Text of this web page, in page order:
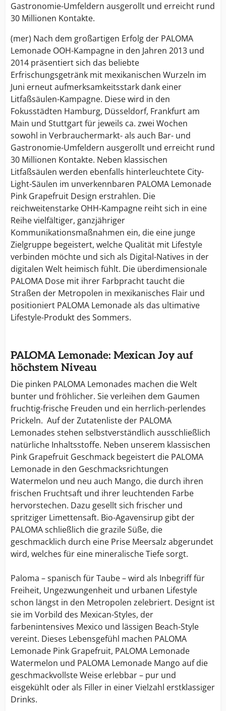
Gastronomie-Umfeldern ausgerollt und erreicht rund
30 Millionen Kontakte.
(mer) Nach dem großartigen Erfolg der PALOMA
Lemonade OOH-Kampagne in den Jahren 2013 und
2014 präsentiert sich das beliebte
Erfrischungsgetränk mit mexikanischen Wurzeln im
Juni erneut aufmerksamkeitsstark dank einer
Litfaßsäulen-Kampagne. Diese wird in den
Fokusstädten Hamburg, Düsseldorf, Frankfurt am
Main und Stuttgart für jeweils ca. zwei Wochen
sowohl in Verbrauchermarkt- als auch Bar- und
Gastronomie-Umfeldern ausgerollt und erreicht rund
30 Millionen Kontakte. Neben klassischen
Litfaßsäulen werden ebenfalls hinterleuchtete City-
Light-Säulen im unverkennbaren PALOMA Lemonade
Pink Grapefruit Design erstrahlen. Die
reichweitenstarke OHH-Kampagne reiht sich in eine
Reihe vielfältiger, ganzjähriger
Kommunikationsmaßnahmen ein, die eine junge
Zielgruppe begeistert, welche Qualität mit Lifestyle
verbinden möchte und sich als Digital-Natives in der
digitalen Welt heimisch fühlt. Die überdimensionale
PALOMA Dose mit ihrer Farbpracht taucht die
Straßen der Metropolen in mexikanisches Flair und
positioniert PALOMA Lemonade als das ultimative
Lifestyle-Produkt des Sommers.
PALOMA Lemonade: Mexican Joy auf
höchstem Niveau
Die pinken PALOMA Lemonades machen die Welt
bunter und fröhlicher. Sie verleihen dem Gaumen
fruchtig-frische Freuden und ein herrlich-perlendes
Prickeln. Auf der Zutatenliste der PALOMA
Lemonades stehen selbstverständlich ausschließlich
natürliche Inhaltsstoffe. Neben unserem klassischen
Pink Grapefruit Geschmack begeistert die PALOMA
Lemonade in den Geschmacksrichtungen
Watermelon und neu auch Mango, die durch ihren
frischen Fruchtsaft und ihrer leuchtenden Farbe
hervorstechen. Dazu gesellt sich frischer und
spritziger Limettensaft. Bio-Agavensirup gibt der
PALOMA schließlich die grazile Süße, die
geschmacklich durch eine Prise Meersalz abgerundet
wird, welches für eine mineralische Tiefe sorgt.
Paloma – spanisch für Taube – wird als Inbegriff für
Freiheit, Ungezwungenheit und urbanen Lifestyle
schon längst in den Metropolen zelebriert. Designt ist
sie im Vorbild des Mexican-Styles, der
farbenintensives Mexico und lässigen Beach-Style
vereint. Dieses Lebensgefühl machen PALOMA
Lemonade Pink Grapefruit, PALOMA Lemonade
Watermelon und PALOMA Lemonade Mango auf die
geschmackvollste Weise erlebbar – pur und
eisgekühlt oder als Filler in einer Vielzahl erstklassiger
Drinks.